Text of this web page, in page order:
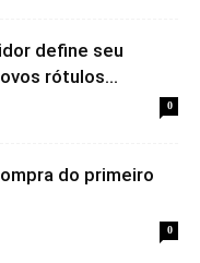
define seu
rótulos...
0
do primeiro
0